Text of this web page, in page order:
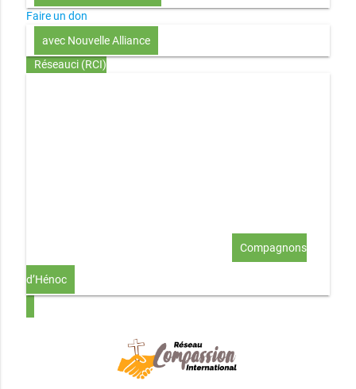
Faire un don
avec Nouvelle Alliance
Réseauci (RCI)
Compagnons
d’Hénoc